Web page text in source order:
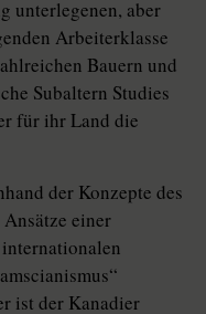
unterlegenen, aber
Arbeiterklasse
Bauern und
Subaltern Studies
für ihr Land die
der Konzepte des
einer
ist der Kanadier